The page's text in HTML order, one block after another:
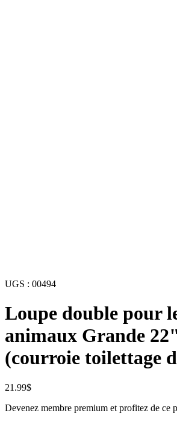
UGS : 00494
Loupe double pour
animaux Grande
(courroie toilettage
21.99$
Devenez membre premium et profitez de ce